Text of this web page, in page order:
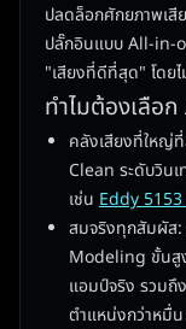
ปลดล็อกศักยภาพเ
ปลั๊กอินแบบ All-in-
"เสียงที่ดีที่สุด" โดย
ทำไมต้องเลือ
คลังเสียงที่ใหญ่
Clean ระดับวิน
เช่น Eddy
สมจริงทุกสัมผัส:
Modeling ขั้นสู
แอมป์จริง รวมถึ
ตำแหน่งกว่าหมื่